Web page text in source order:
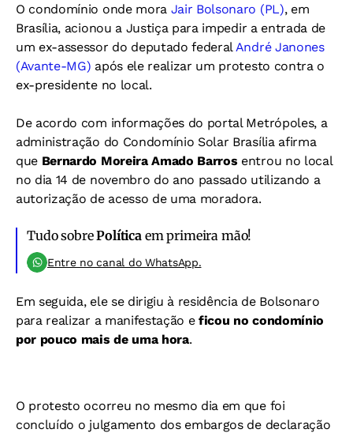
O condomínio onde mora Jair Bolsonaro (PL), em
Brasília, acionou a Justiça para impedir a entrada de
um ex-assessor do deputado federalAndré Janones
(Avante-MG) após ele realizar um protesto contra o
ex-presidente no local.
De acordo com informações do portal Metrópoles, a
administração do Condomínio Solar Brasília afirma
que Bernardo Moreira Amado Barros entrou no local
no dia 14 de novembro do ano passado utilizando a
autorização de acesso de uma moradora.
Tudo sobrePolítica em primeira mão!
Entre no canal do WhatsApp.
Em seguida, ele se dirigiu à residência de Bolsonaro
para realizar a manifestação eficou no condomínio
por pouco mais de uma hora.
O protesto ocorreu no mesmo dia em que foi
concluído o julgamento dos embargos de declaração